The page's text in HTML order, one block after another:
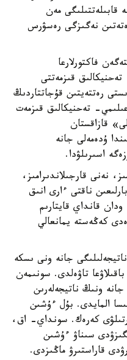
مەن
ەتەتىن نەگىزگى رەسۋرس
فاكتورلارعا
قىزمەتتى
رەتتەيتىن قۇجاتتاردىڭ
تەحنيكالىق قىزمەت
قازاقستان
ۇدەمەلى جانە
اسىرىلۋدا.
نەنى قارجىلاندىرامىز،
ناقتى ءارى انىق
قانداي قايتارىم
كەڭەستە يمانعالي
جانە ونى ىسكە
تاۋەلدى. سونىمەن
جانە ونىڭ ناتيجەلەرىن
المايدى. بۇل ءۇشىن
كەرەك. سونداي- اق،
سىناۋ ءۇشىن
قاراستىرۋ ماڭىزدى.